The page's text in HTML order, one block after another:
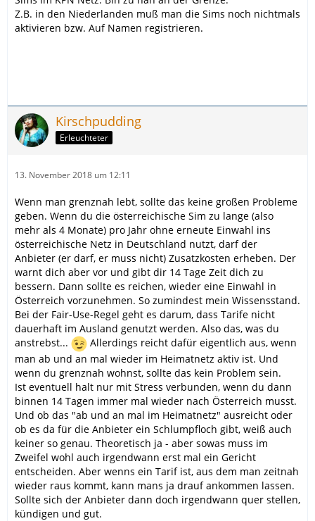
Z.B. in den Niederlanden muß man die Sims noch nichtmals
aktivieren bzw. Auf Namen registrieren.
Kirschpudding
Erleuchteter
13. November 2018 um 12:11
Wenn man grenznah lebt, sollte das keine großen Probleme
geben. Wenn du die österreichische Sim zu lange (also
mehr als 4 Monate) pro Jahr ohne erneute Einwahl ins
österreichische Netz in Deutschland nutzt, darf der
Anbieter (er darf, er muss nicht) Zusatzkosten erheben. Der
warnt dich aber vor und gibt dir 14 Tage Zeit dich zu
bessern. Dann sollte es reichen, wieder eine Einwahl in
Österreich vorzunehmen. So zumindest mein Wissensstand.
Bei der Fair-Use-Regel geht es darum, dass Tarife nicht
dauerhaft im Ausland genutzt werden. Also das, was du
anstrebst...
Allerdings reicht dafür eigentlich aus, wenn
man ab und an mal wieder im Heimatnetz aktiv ist. Und
wenn du grenznah wohnst, sollte das kein Problem sein.
Ist eventuell halt nur mit Stress verbunden, wenn du dann
binnen 14 Tagen immer mal wieder nach Österreich musst.
Und ob das "ab und an mal im Heimatnetz" ausreicht oder
ob es da für die Anbieter ein Schlumpfloch gibt, weiß auch
keiner so genau. Theoretisch ja - aber sowas muss im
Zweifel wohl auch irgendwann erst mal ein Gericht
entscheiden. Aber wenns ein Tarif ist, aus dem man zeitnah
wieder raus kommt, kann mans ja drauf ankommen lassen.
Sollte sich der Anbieter dann doch irgendwann quer stellen,
kündigen und gut.